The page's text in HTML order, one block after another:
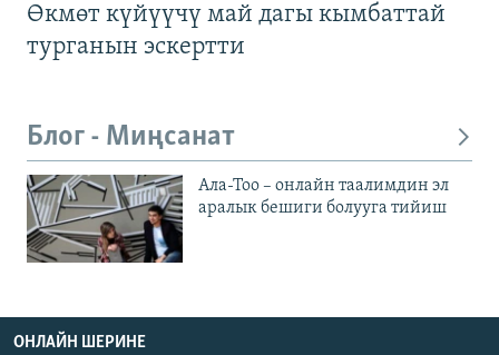
Өкмөт күйүүчү май дагы кымбаттай
турганын эскертти
Блог - Миңсанат
Ала-Тоо – онлайн таалимдин эл
аралык бешиги болууга тийиш
ОНЛАЙН ШЕРИНЕ